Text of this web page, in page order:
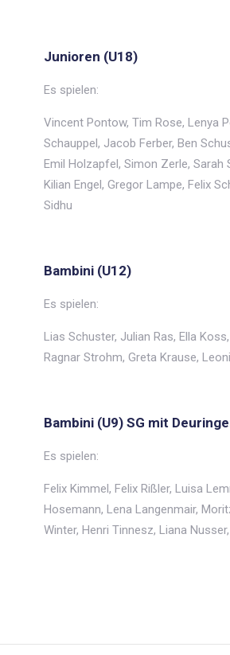
Junioren (U18)
Es spielen:
Vincent Pontow, Tim Rose, Lenya
Schauppel, Jacob Ferber, Ben
Emil Holzapfel, Simon Zerle, Sarah
Kilian Engel, Gregor Lampe, Felix
Sidhu
Bambini (U12)
Es spielen:
Lias Schuster, Julian Ras, Ella
Ragnar Strohm, Greta Krause,
Bambini (U9) SG mit
Es spielen:
Felix Kimmel, Felix Rißler, Luisa
Hosemann, Lena Langenmair,
Winter, Henri Tinnesz, Liana